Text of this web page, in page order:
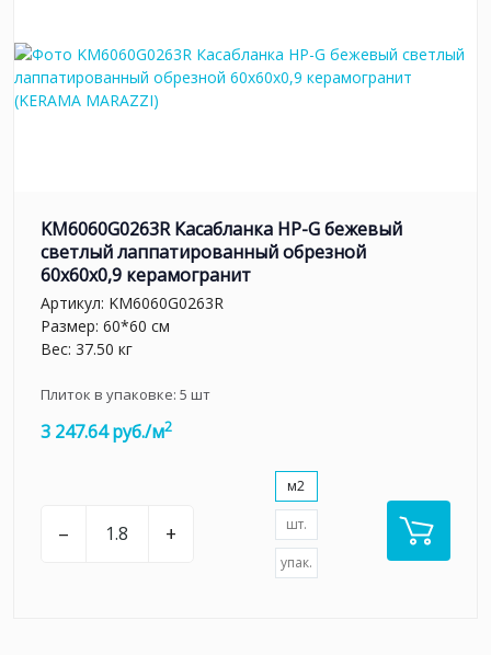
KM6060G0263R Касабланка HP-G бежевый
светлый лаппатированный обрезной
60x60x0,9 керамогранит
Артикул: KM6060G0263R
Размер: 60*60 см
Вес: 37.50 кг
Плиток в упаковке: 5 шт
3 247.64 руб./м2
– +
м2
шт.
упак.